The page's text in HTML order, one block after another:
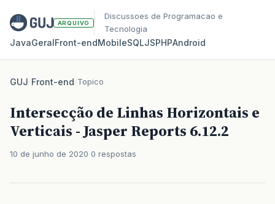
ARQUIVO
Discussoes de Programacao e
Tecnologia
JavaGeralFront‑endMobileSQLJSPHPAndroid
GUJ/Front-end/Topico
Intersecção de Linhas Horizontais e
Verticais - Jasper Reports 6.12.2
10 de junho de 2020 0 respostas